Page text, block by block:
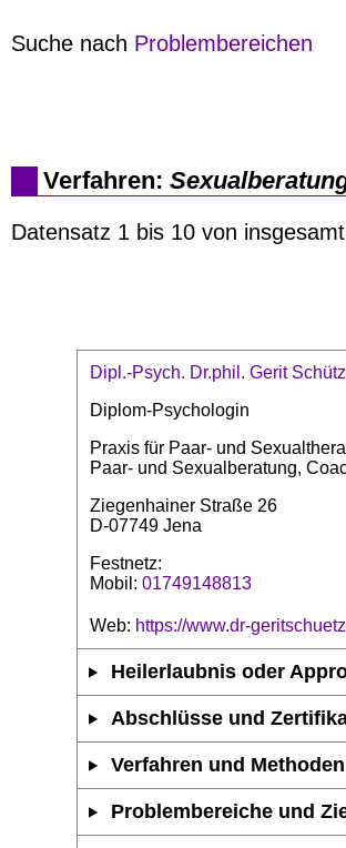
Suche nach Problembereichen
Verfahren:
Datensatz 1 bis 10 von
Dipl.-Psych. Dr.phil. Gerit
Diplom-Psychologin
Praxis für Paar- und
Paar- und Sexualberatung,
Ziegenhainer Straße 26
D-07749 Jena
Festnetz:
Mobil: 01749148813
Web: https://www.dr-
Heilerlaubnis oder
Abschlüsse und
Verfahren und Methoden
Problembereiche und